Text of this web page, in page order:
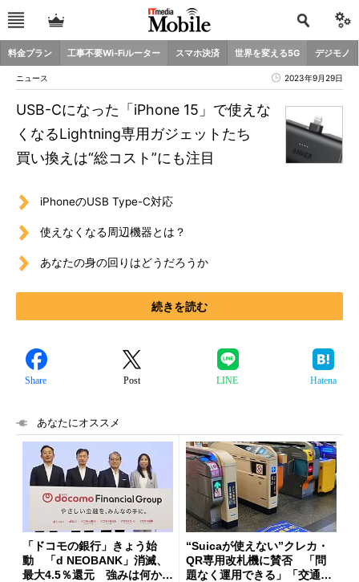
料金プラン 工事不要Wi-Fiルーター スマホ決済 世界を変える5G デジモノ
ニュース 2023年9月29日
USB-Cになった「iPhone 15」で使えな
くなるLightning専用ガジェットたち
買い換えは“総コスト”にも注目
iPhoneのUSB Type-C対応
使えなくなる周辺機器とは？
あなたの身の回りはどうだろうか
続きを読む
Share Post LINE Hatena
あなたにオススメ
「ドコモの銀行」きょう始
動 「d NEOBANK」消滅、
最大4.5％還元 強みは何か解
“Suicaが使えない”クレカ・
QR専用改札機に賛否 「問
題なく運用できる」「交通系I